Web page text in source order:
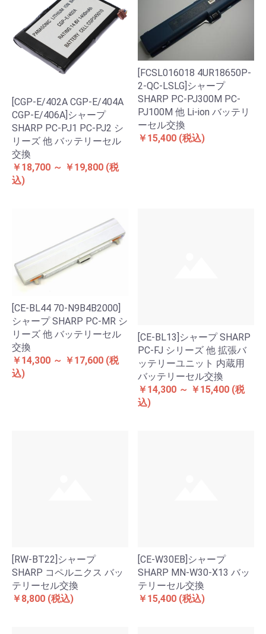
[CGP-E/402A CGP-E/404A
CGP-E/406A]シャープ
SHARP PC-PJ1 PC-PJ2 シ
リーズ 他 バッテリーセル
交換
￥18,700 ～ ￥19,800 (税
込)
[FCSL016018 4UR18650P-
2-QC-LSLG]シャープ
SHARP PC-PJ300M PC-
PJ100M 他 Li-ion バッテリ
ーセル交換
￥15,400 (税込)
[CE-BL44 70-N9B4B2000]
シャープ SHARP PC-MR シ
リーズ 他 バッテリーセル
交換
￥14,300 ～ ￥17,600 (税
込)
[CE-BL13]シャープ SHARP
PC-FJ シリーズ 他 拡張バ
ッテリーユニット 内蔵用
バッテリーセル交換
￥14,300 ～ ￥15,400 (税
込)
[RW-BT22]シャープ
SHARP コペルニクス バッ
テリーセル交換
￥8,800 (税込)
[CE-W30EB]シャープ
SHARP MN-W30-X13 バッ
テリーセル交換
￥15,400 (税込)